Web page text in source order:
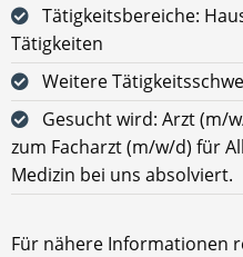
Tätigkeitsbereiche:
Tätigkeiten
Weitere
Gesucht wird: Arzt (m/
zum Facharzt (m/w/d) für
Medizin bei uns absolviert.
Für nähere Informationen